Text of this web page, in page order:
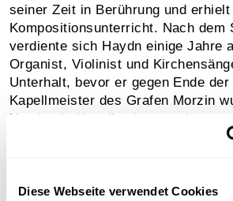
Diese Webseite verwendet Cookies
seiner Zeit in Berührung und erhielt
Kompositionsunterricht. Nach dem
verdiente sich Haydn einige Jahre
Organist, Violinist und
Unterhalt, bevor er gegen Ende
Kapellmeister des Grafen Morzin
Haydn als Kapellmeister und erster
Dienst des Fürsten Esterházy in
Bedürfnisse des Fürstenhauses. Es